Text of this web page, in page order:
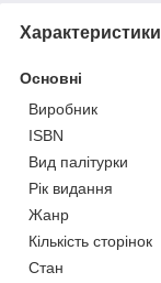
Характеристики
Основні
Виробник
ISBN
Вид палітурки
Рік видання
Жанр
Кількість сторінок
Стан